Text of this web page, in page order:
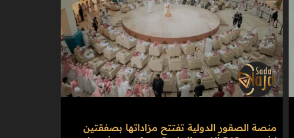
منصة الصقور الدولية تفتتح مزاداتها بصفقتين